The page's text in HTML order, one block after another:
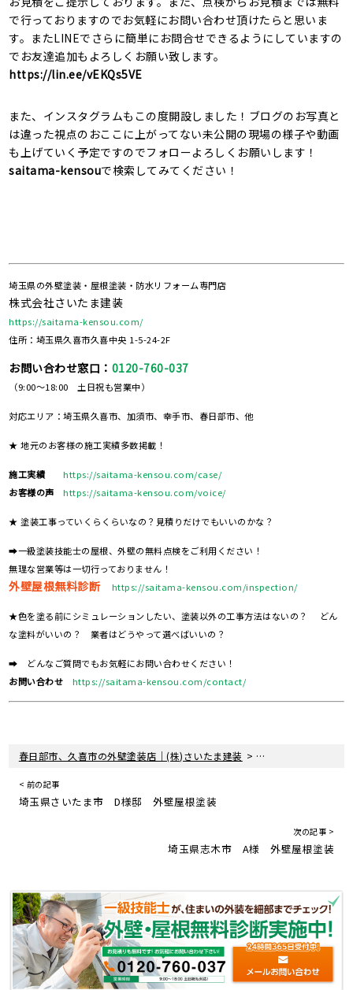
で行っておりますのでお気軽にお問い合わせ頂けたらと思いま
す。またLINEでさらに簡単にお問合せできるようにしていますの
でお友達追加もよろしくお願い致します。
https://lin.ee/vEKQs5VE
また、インスタグラムもこの度開設しました！ブログのお写真と
は違った視点のおここに上がってない未公開の現場の様子や動画
も上げていく予定ですのでフォローよろしくお願いします！
saitama-kensouで検索してみてください！
埼玉県の外壁塗装・屋根塗装・防水リフォーム専門店
株式会社さいたま建装
https://saitama-kensou.com/
住所：埼玉県久喜市久喜中央 1-5-24-2F
お問い合わせ窓口： 0120-760-037
（9:00～18:00 土日祝も営業中）
対応エリア：埼玉県久喜市、加須市、幸手市、春日部市、他
★ 地元のお客様の施工実績多数掲載！
施工実績
https://saitama-kensou.com/case/
お客様の声
https://saitama-kensou.com/voice/
★ 塗装工事っていくらくらいなの？見積りだけでもいいのかな？
➡一級塗装技能士の屋根、外壁の無料点検をご利用ください！
無理な営業等は一切行っておりません！
外壁屋根無料診断 https://saitama-kensou.com/inspection/
★色を塗る前にシミュレーションしたい、塗装以外の工事方法はないの？ どん
な塗料がいいの？ 業者はどうやって選べばいいの？
➡ どんなご質問でもお気軽にお問い合わせください！
お問い合わせ
https://saitama-kensou.com/contact/
春日部市、久喜市の外壁塗装店｜(株)さいたま建装 > 塗装現場レポート
< 前の記事
埼玉県さいたま市 D様邸 外壁屋根塗装
次の記事 >
埼玉県志木市 A様 外壁屋根塗装